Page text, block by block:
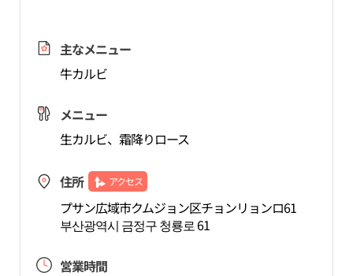
主なメニュー
牛カルビ
メニュー
生カルビ、霜降りロース
住所 アクセス
プサン広域市クムジョン区チョンリョンロ61
부산광역시 금정구 청룡로 61
営業時間